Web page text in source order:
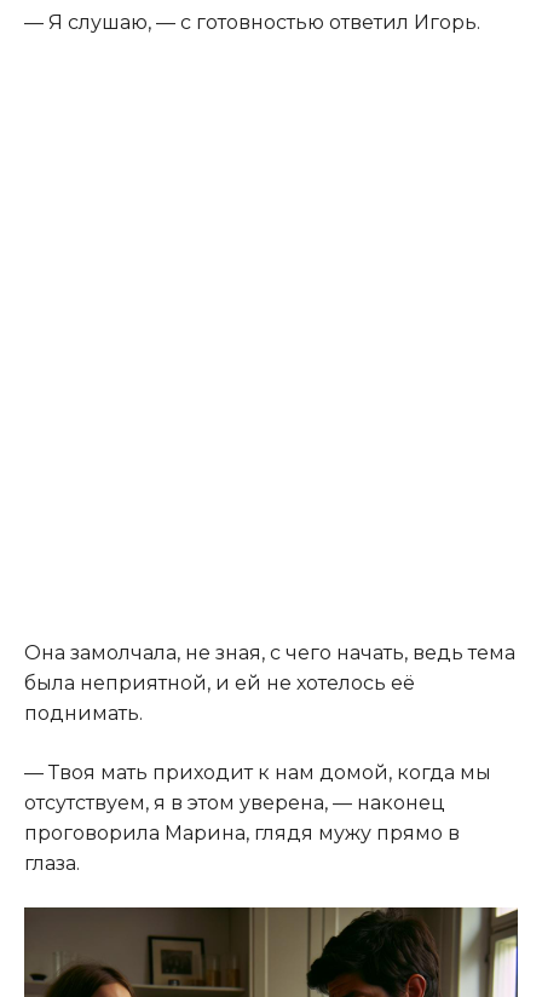
— Я слушаю, — с готовностью ответил Игорь.
Она замолчала, не зная, с чего начать, ведь тема
была неприятной, и ей не хотелось её
поднимать.
— Твоя мать приходит к нам домой, когда мы
отсутствуем, я в этом уверена, — наконец
проговорила Марина, глядя мужу прямо в
глаза.